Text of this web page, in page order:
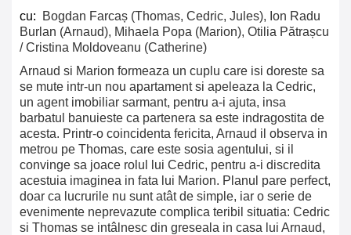
cu:
Bogdan Farcaș (Thomas, Cedric, Jules), Ion Radu
Burlan (Arnaud), Mihaela Popa (Marion), Otilia Pătrașcu
/ Cristina Moldoveanu (Catherine)
Arnaud si Marion formeaza un cuplu care isi doreste sa
se mute intr-un nou apartament si apeleaza la Cedric,
un agent imobiliar sarmant, pentru a-i ajuta, insa
barbatul banuieste ca partenera sa este indragostita de
acesta. Printr-o coincidenta fericita, Arnaud il observa in
metrou pe Thomas, care este sosia agentului, si il
convinge sa joace rolul lui Cedric, pentru a-i discredita
acestuia imaginea in fata lui Marion. Planul pare perfect,
doar ca lucrurile nu sunt atât de simple, iar o serie de
evenimente neprevazute complica teribil situatia: Cedric
si Thomas se intâlnesc din greseala in casa lui Arnaud,